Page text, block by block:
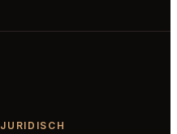
JURIDISCH